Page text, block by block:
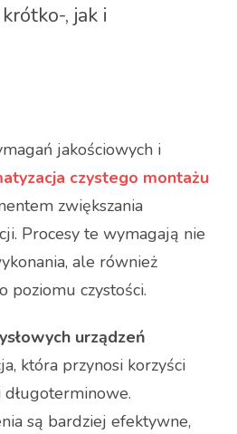
, jak i
jakościowych i
czystego montażu
zwiększania
Procesy te wymagają nie
ale również
poziomu czystości.
urządzeń
która przynosi korzyści
są bardziej efektywne,